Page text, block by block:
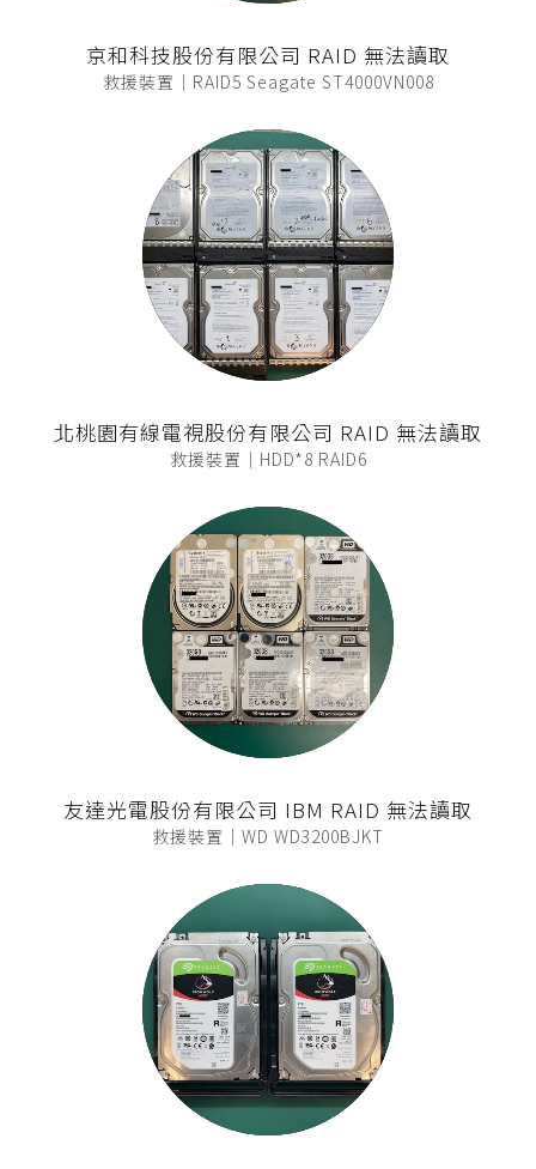
京和科技股份有限公司 RAID 無法讀取
救援裝置｜RAID5 Seagate ST4000VN008
北桃園有線電視股份有限公司 RAID 無法讀取
救援裝置｜HDD*8 RAID6
友達光電股份有限公司 IBM RAID 無法讀取
救援裝置｜WD WD3200BJKT